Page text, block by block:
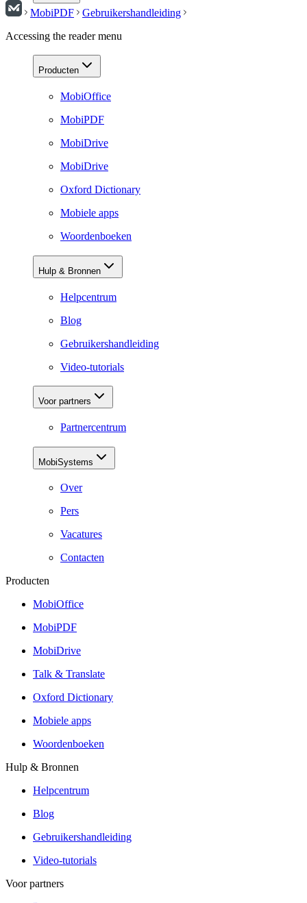
MobiPDF
Gebruikershandleiding
Accessing the reader menu
Producten
MobiOffice
MobiPDF
MobiDrive
MobiDrive
Oxford Dictionary
Mobiele apps
Woordenboeken
Hulp & Bronnen
Helpcentrum
Blog
Gebruikershandleiding
Video-tutorials
Voor partners
Partnercentrum
MobiSystems
Over
Pers
Vacatures
Contacten
Producten
MobiOffice
MobiPDF
MobiDrive
Talk & Translate
Oxford Dictionary
Mobiele apps
Woordenboeken
Hulp & Bronnen
Helpcentrum
Blog
Gebruikershandleiding
Video-tutorials
Voor partners